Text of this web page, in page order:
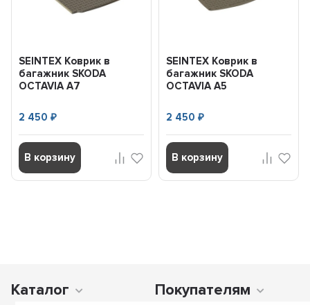
SEINTEX Коврик в
багажник SKODA
OCTAVIA A7
(шт) (2013-) 8...
2 450₽
В корзину
SEINTEX Коврик в
багажник SKODA
OCTAVIA A5
(шт) (2008-) 8...
2 450 ₽
В корзину
Каталог Покупателям